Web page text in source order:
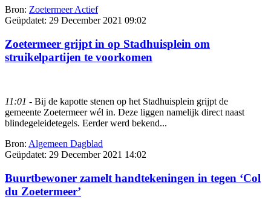
Bron: Zoetermeer Actief
Geüpdatet: 29 December 2021 09:02
Zoetermeer grijpt in op Stadhuisplein om
struikelpartijen te voorkomen
11:01 - Bij de kapotte stenen op het Stadhuisplein grijpt de
gemeente Zoetermeer wél in. Deze liggen namelijk direct naast
blindegeleidetegels. Eerder werd bekend...
Bron: Algemeen Dagblad
Geüpdatet: 29 December 2021 14:02
Buurtbewoner zamelt handtekeningen in tegen ‘Col
du Zoetermeer’